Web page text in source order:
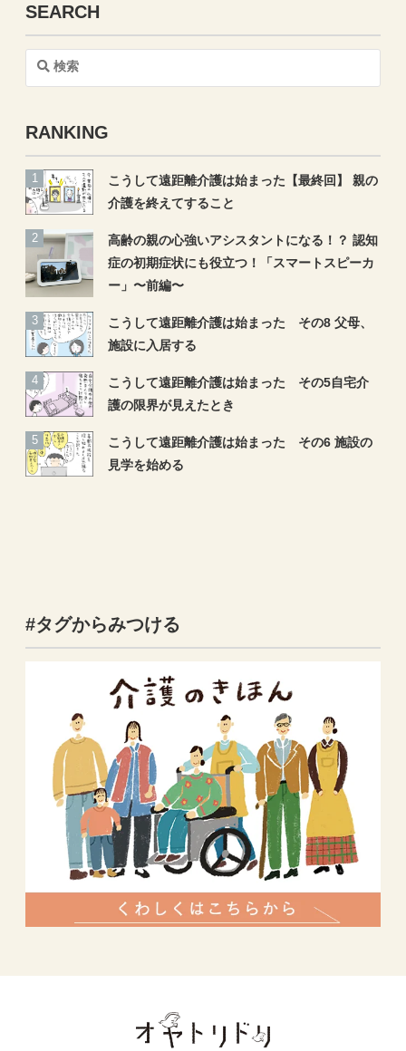
SEARCH
索
RANKING
こうして遠距離介護は始まった【最終回】 親の
介護を終えてすること
高齢の親の心強いアシスタントになる！？ 認知
症の初期症状にも役立つ！「スマートスピーカ
ー」〜前編〜
こうして遠距離介護は始まった その8 父母、
施設に入居する
こうして遠距離介護は始まった その5自宅介
護の限界が見えたとき
こうして遠距離介護は始まった その6 施設の
見学を始める
#タグからみつける